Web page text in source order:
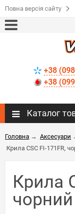
Повна версія сайту
+38
+38
Каталог
Головна → Аксесуари
Крила CSC FI-171FR,
Крила